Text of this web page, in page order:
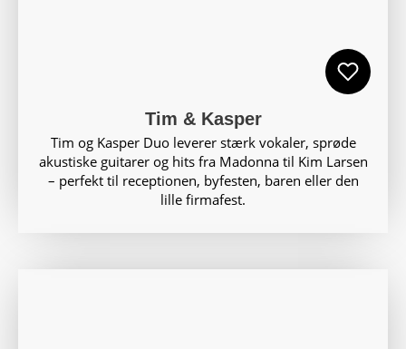
Tim & Kasper
Tim og Kasper Duo leverer stærk vokaler, sprøde
akustiske guitarer og hits fra Madonna til Kim Larsen
– perfekt til receptionen, byfesten, baren eller den
lille firmafest.